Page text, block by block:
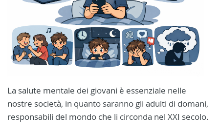
La salute mentale dei giovani è essenziale nelle
nostre società, in quanto saranno gli adulti di domani,
responsabili del mondo che li circonda nel XXI secolo.